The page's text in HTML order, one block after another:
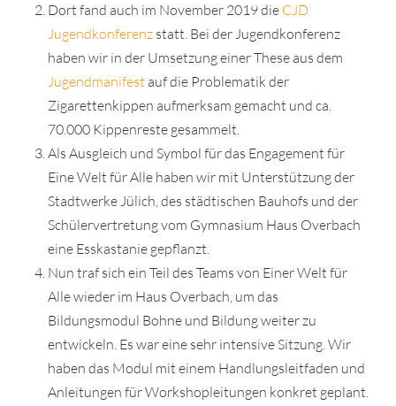
Dort fand auch im November 2019 die CJD
Jugendkonferenz statt. Bei der Jugendkonferenz
haben wir in der Umsetzung einer These aus dem
Jugendmanifest auf die Problematik der
Zigarettenkippen aufmerksam gemacht und ca.
70.000 Kippenreste gesammelt.
Als Ausgleich und Symbol für das Engagement für
Eine Welt für Alle haben wir mit Unterstützung der
Stadtwerke Jülich, des städtischen Bauhofs und der
Schülervertretung vom Gymnasium Haus Overbach
eine Esskastanie gepflanzt.
Nun traf sich ein Teil des Teams von Einer Welt für
Alle wieder im Haus Overbach, um das
Bildungsmodul Bohne und Bildung weiter zu
entwickeln. Es war eine sehr intensive Sitzung. Wir
haben das Modul mit einem Handlungsleitfaden und
Anleitungen für Workshopleitungen konkret geplant.